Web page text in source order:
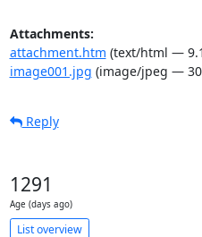
Attachments:
attachment.htm (text/html —
image001.jpg (image/jpeg —
Reply
1291
Age (days ago)
List overview